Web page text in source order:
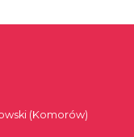
(Komorów)